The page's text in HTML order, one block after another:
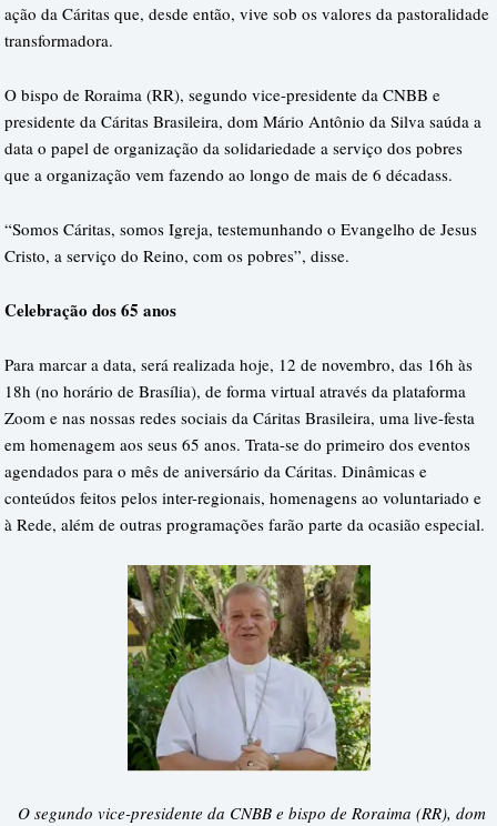
ação da Cáritas que, desde então, vive sob os valores da pastoralidade
transformadora.
O bispo de Roraima (RR), segundo vice-presidente da CNBB e
presidente da Cáritas Brasileira, dom Mário Antônio da Silva saúda a
data o papel de organização da solidariedade a serviço dos pobres
que a organização vem fazendo ao longo de mais de 6 décadass.
“Somos Cáritas, somos Igreja, testemunhando o Evangelho de Jesus
Cristo, a serviço do Reino, com os pobres”, disse.
Celebração dos 65 anos
Para marcar a data, será realizada hoje, 12 de novembro, das 16h às
18h (no horário de Brasília), de forma virtual através da plataforma
Zoom e nas nossas redes sociais da Cáritas Brasileira, uma live-festa
em homenagem aos seus 65 anos. Trata-se do primeiro dos eventos
agendados para o mês de aniversário da Cáritas. Dinâmicas e
conteúdos feitos pelos inter-regionais, homenagens ao voluntariado e
à Rede, além de outras programações farão parte da ocasião especial.
O segundo vice-presidente da CNBB e bispo de Roraima (RR), dom